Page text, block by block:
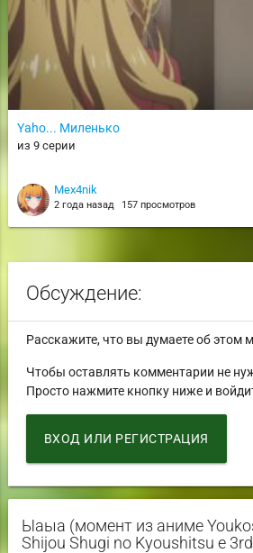
Yaho... Миленько
из 9 серии
Mex4nik
2 года назад 157 просмотров
Обсуждение:
Расскажите, что вы думаете об этом
Чтобы оставлять комментарии не
Просто нажмите кнопку ниже и
ВХОД ИЛИ РЕГИСТРАЦИЯ
Ыаыа (момент из аниме
Shijou Shugi no Kyoushitsu e